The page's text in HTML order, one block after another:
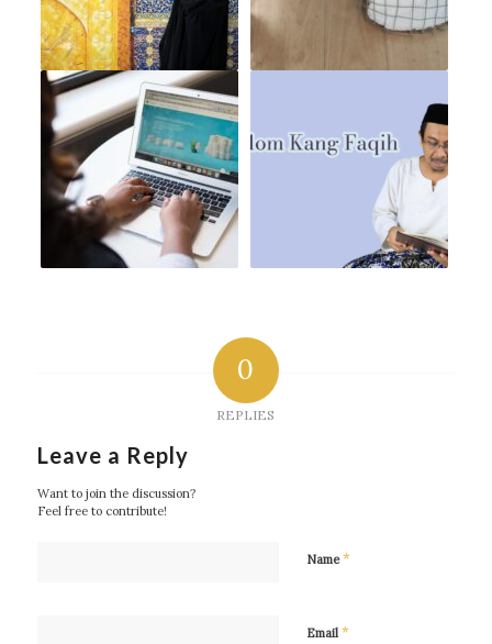
0
REPLIES
Leave a Reply
Want to join the discussion?
Feel free to contribute!
Name*
Email *